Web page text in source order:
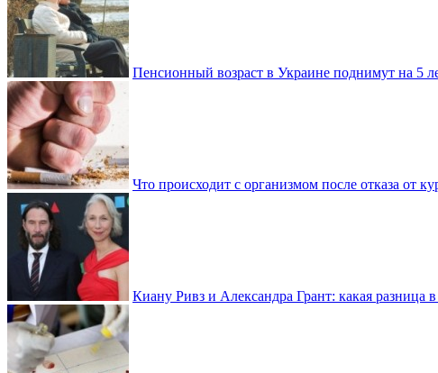
Пенсионный возраст в Украине поднимут на 5
Что происходит с организмом после отказа от
Киану Ривз и Александра Грант: какая разница в